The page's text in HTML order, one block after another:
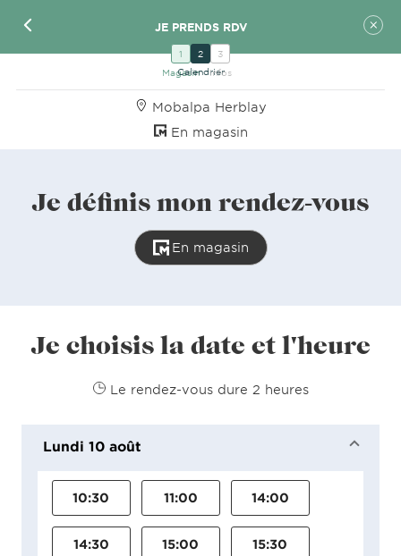
JE PRENDS RDV
1 2 3
Mobalpa Herblay
En magasin
Je définis mon rendez-vous
En magasin
Je choisis la date et l'heure
Le rendez-vous dure 2 heures
Lundi 10 août
10:30 11:00 14:00
14:30 15:00 15:30